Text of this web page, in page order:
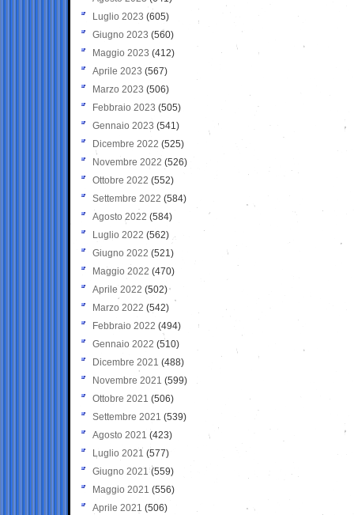
Luglio 2023 (605)
Giugno 2023 (560)
Maggio 2023 (412)
Aprile 2023 (567)
Marzo 2023 (506)
Febbraio 2023 (505)
Gennaio 2023 (541)
Dicembre 2022 (525)
Novembre 2022 (526)
Ottobre 2022 (552)
Settembre 2022 (584)
Agosto 2022 (584)
Luglio 2022 (562)
Giugno 2022 (521)
Maggio 2022 (470)
Aprile 2022 (502)
Marzo 2022 (542)
Febbraio 2022 (494)
Gennaio 2022 (510)
Dicembre 2021 (488)
Novembre 2021 (599)
Ottobre 2021 (506)
Settembre 2021 (539)
Agosto 2021 (423)
Luglio 2021 (577)
Giugno 2021(559)
Maggio 2021 (556)
Aprile 2021 (506)